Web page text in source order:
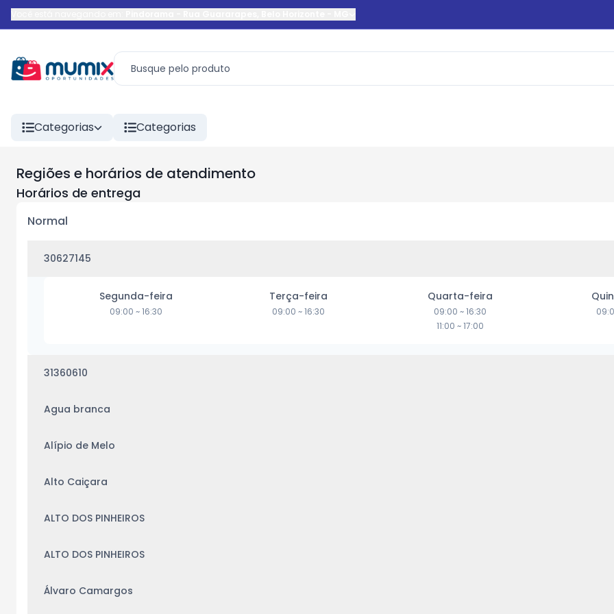
Categorias Categorias
Regiões e horários de atendimento
Horários de entrega
Normal
30627145
Segunda-feira
09:00 ~16:30
Terça-feira
09:00 ~16:30
Quarta-feira
09:00 ~16:30
11:00 ~17:00
31360610
Agua branca
Alípio de Melo
Alto Caiçara
ALTO DOS PINHEIROS
ALTO DOS PINHEIROS
Álvaro Camargos